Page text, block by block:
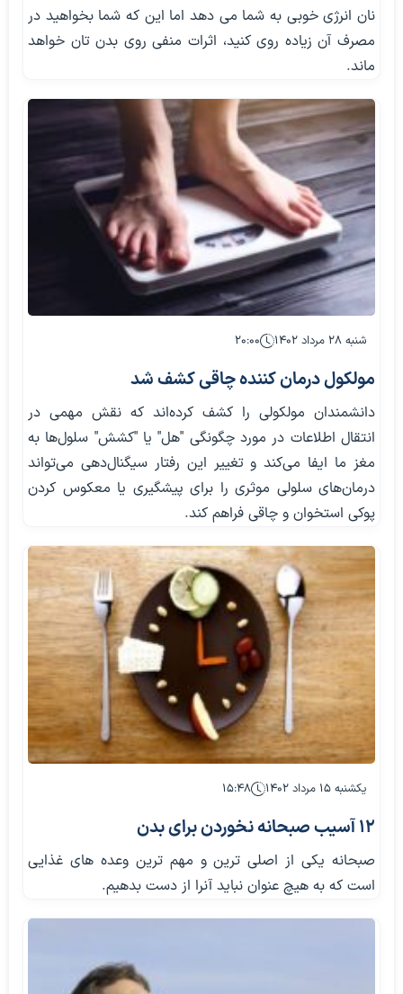
نان انرژی خوبی به شما می دهد اما این که شما بخواهید در
مصرف آن زیاده روی کنید، اثرات منفی روی بدن تان خواهد
ماند.
شنبه ۲۸ مرداد ۱۴۰۲ ۲۰:۰۰
مولکول درمان کننده چاقی کشف شد
دانشمندان مولکولی را کشف کرده‌اند که نقش مهمی در
انتقال اطلاعات در مورد چگونگی "هل" یا "کشش" سلول‌ها به
مغز ما ایفا می‌کند و تغییر این رفتار سیگنال‌دهی می‌تواند
درمان‌های سلولی موثری را برای پیشگیری یا معکوس کردن
پوکی استخوان و چاقی فراهم کند.
یکشنبه ۱۵ مرداد ۱۴۰۲ ۱۵:۴۸
12 آسیب صبحانه نخوردن برای بدن
صبحانه یکی از اصلی ترین و مهم ترین وعده های غذایی
است که به هیچ عنوان نباید آنرا از دست بدهیم.